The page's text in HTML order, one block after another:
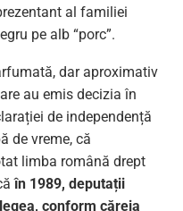
al familiei
pe alb “porc”.
dar aproximativ
au emis decizia în
de independență
de vreme, că
limba română drept
în 1989, deputații
conform căreia